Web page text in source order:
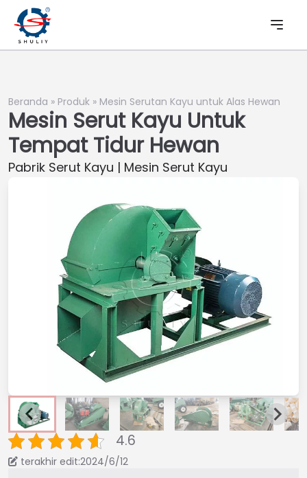
Beranda » Produk » Mesin Serutan Kayu untuk Alas Hewan
Mesin Serut Kayu Untuk
Tempat Tidur Hewan
Pabrik Serut Kayu | Mesin Serut Kayu
4.6
terakhir edit:2024/6/12